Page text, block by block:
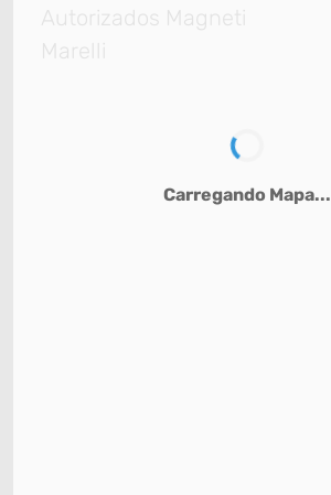
Autorizados Magneti
Marelli
Carregando Mapa...